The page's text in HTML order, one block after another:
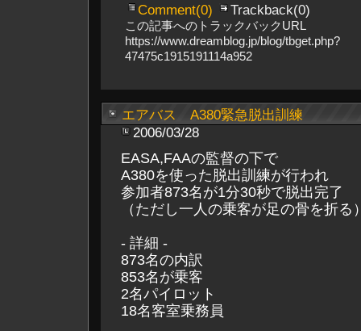
Comment(0) Trackback(0)
この記事へのトラックバックURL
https://www.dreamblog.jp/blog/tbget.php?
47475c1915191114a952
エアバス A380緊急脱出訓練
2006/03/28
EASA,FAAの監督の下で
A380を使った脱出訓練が行われ
参加者873名が1分30秒で脱出完了
（ただし一人の乗客が足の骨を折る
- 詳細 -
873名の内訳
853名が乗客
2名パイロット
18名客室乗務員